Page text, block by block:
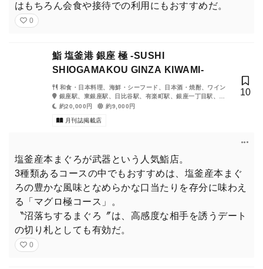
機微から強い情念まで見事に表現する松本まりかさんと、話題の
東京カレンダー（東カレ）2025年12月号『「銀
座」の表と裏。』のお求めは、お近くの書店・コン
ビニ・Amazonで。
2025年12月号の『東京カレンダー』は『「銀座」の表と
裏。』。東京の夜を存分に楽しもう！
東京カレンダー（東カレ）2025年12月号『「銀座」の表と
裏。』は、書店やコンビニをはじめ、Amazonでもご購入いただ
けます。
はもちろん会食や接待での利用にもおすすめだ。
0
鮨 塩釜港 銀座 極 -SUSHI
SHIOGAMAKOU GINZA KIWAMI-
和食・日本料理、海鮮・シーフード、日本酒・焼酎、ワイン
銀座駅、東銀座駅、日比谷駅、有楽町駅、銀座一丁目駅、新
橋駅、内幸町駅、築地市場駅
約20,000円 約9,000円
月刊誌掲載店
10
塩釜産本まぐろが武器という人気鮨店。
3種類あるコースの中でもおすすめは、塩釜産本まぐ
ろの豊かな風味となめらかな口当たりを存分に味わえ
る「マグロ極コース」。
〝沼落ちするまぐろ〞は、高感度な相手を誘うデート
の切り札としても有効だ。
0